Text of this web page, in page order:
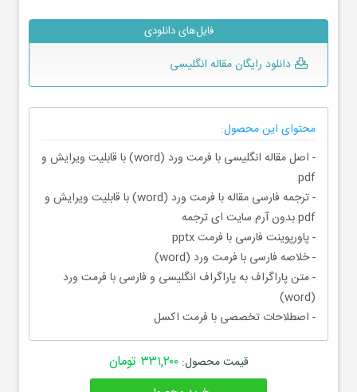
فایل‌های دانلودی
دانلود رایگان مقاله انگلیسی
محتوای این محصول:
- اصل مقاله انگلیسی با فرمت ورد (word) با قابلیت ویرایش و
pdf
- ترجمه فارسی مقاله با فرمت ورد (word) با قابلیت ویرایش و
pdf بدون آرم سایت ای ترجمه
- پاورپوینت فارسی با فرمت pptx
- خلاصه فارسی با فرمت ورد (word)
- متن پاراگراف به پاراگراف انگلیسی و فارسی با فرمت ورد
(word)
- اصطلاحات تخصصی با فرمت اکسل
قیمت محصول:۳۳۱,۲۰۰ تومان